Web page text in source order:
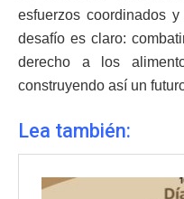
esfuerzos coordinados
desafío es claro:
derecho a los
construyendo así un
Lea también: